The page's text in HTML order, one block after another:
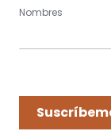
Nombres